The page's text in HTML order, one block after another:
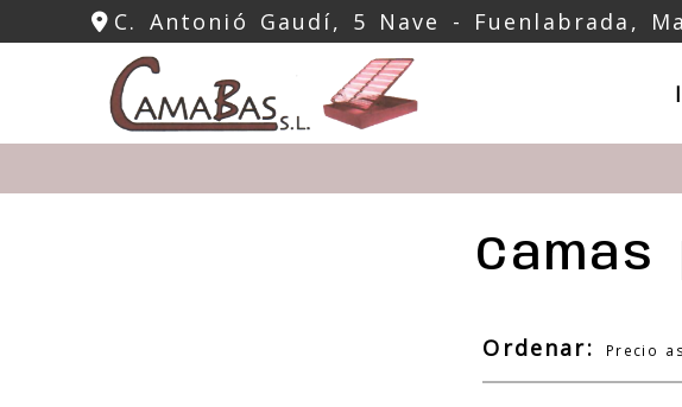
C. Antonió Gaudí, 5 Nave - Fuenlabrada,
Camas
Ordenar: Precio